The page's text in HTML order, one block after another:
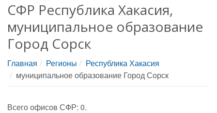
СФР Республика Хакасия,
муниципальное образование
Город Сорск
Главная Регионы
Республика Хакасия
муниципальное образование Город Сорск
Всего офисов СФР: 0.